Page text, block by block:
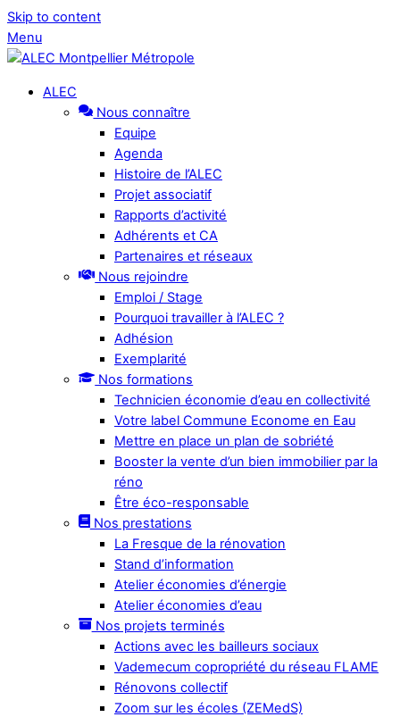
Skip to content
Menu
ALEC
Nous connaître
Equipe
Agenda
Histoire de l’ALEC
Projet associatif
Rapports d’activité
Adhérents et CA
Partenaires et réseaux
Nous rejoindre
Emploi / Stage
Pourquoi travailler à l’ALEC ?
Adhésion
Exemplarité
Nos formations
Technicien économie d’eau en collectivité
Votre label Commune Econome en Eau
Mettre en place un plan de sobriété
Booster la vente d’un bien immobilier par la
réno
Être éco-responsable
Nos prestations
La Fresque de la rénovation
Stand d’information
Atelier économies d’énergie
Atelier économies d’eau
Nos projets terminés
Actions avec les bailleurs sociaux
Vademecum copropriété du réseau FLAME
Rénovons collectif
Zoom sur les écoles (ZEMedS)